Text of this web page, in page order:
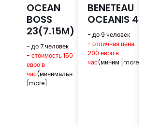
OCEAN
BOSS
23(7.15M)
- до 7 человек
- стоимость 150
евро в
час(минимальн
[more]
BENETEAU
OCEANIS 41
- до 9 человек
- отличная цена
200 евро в
час(миним [more]